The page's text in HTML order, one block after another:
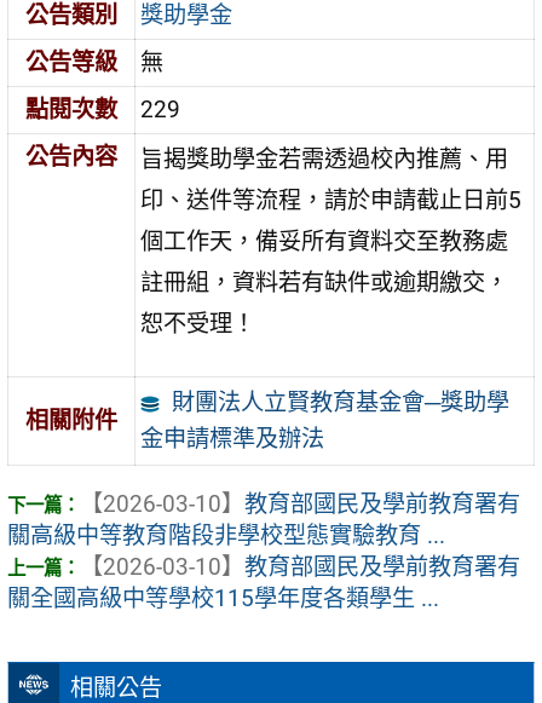
相關公告
公告類別
獎助學金
公告等級
無
點閱次數
229
公告內容
旨揭獎助學金若需透過校內推薦、用
印、送件等流程，請於申請截止日前5
個工作天，備妥所有資料交至教務處
註冊組，資料若有缺件或逾期繳交，
恕不受理！
相關附件
財團法人立賢教育基金會─獎助學
金申請標準及辦法
【2026-03-10】 教育部國民及學前教育署有
關高級中等教育階段非學校型態實驗教育 ...
【2026-03-10】 教育部國民及學前教育署有
關全國高級中等學校115學年度各類學生 ...